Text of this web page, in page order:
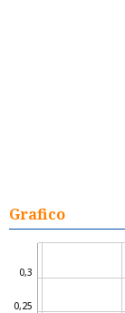
Grafico
0,25
0,3